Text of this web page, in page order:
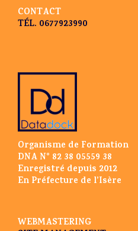
CONTACT
TÉL. 0677923990
Organisme de Formation
DNA N° 82 38 05559 38
Enregistré depuis 2012
En Préfecture de l’Isère
WEBMASTERING